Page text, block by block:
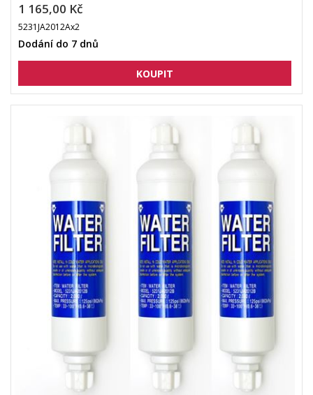
1 165,00 Kč
5231JA2012Ax2
Dodání do 7 dnů